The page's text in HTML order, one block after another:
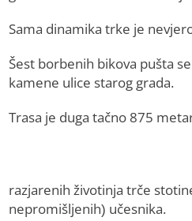
Sama dinamika trke je
Šest borbenih bikova pušta
kamene ulice starog grada.
Trasa je duga tačno 875
razjarenih životinja trče
nepromišljenih) učesnika.